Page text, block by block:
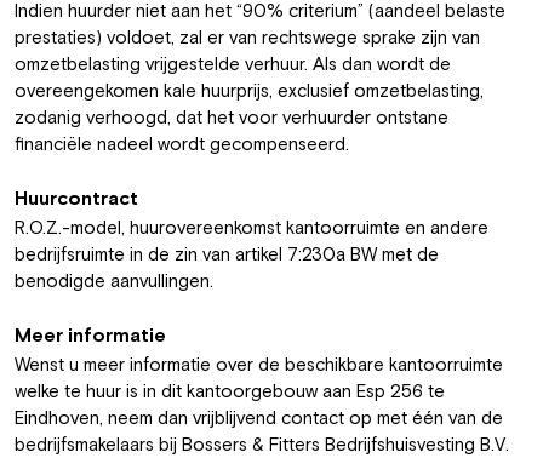
Indien huurder niet aan het “90% criterium” (aandeel belaste
prestaties) voldoet, zal er van rechtswege sprake zijn van
omzetbelasting vrijgestelde verhuur. Als dan wordt de
overeengekomen kale huurprijs, exclusief omzetbelasting,
zodanig verhoogd, dat het voor verhuurder ontstane
financiële nadeel wordt gecompenseerd.
Huurcontract
R.O.Z.-model, huurovereenkomst kantoorruimte en andere
bedrijfsruimte in de zin van artikel 7:230a BW met de
benodigde aanvullingen.
Meer informatie
Wenst u meer informatie over de beschikbare kantoorruimte
welke te huur is in dit kantoorgebouw aan Esp 256 te
Eindhoven, neem dan vrijblijvend contact op met één van de
bedrijfsmakelaars bij Bossers & Fitters Bedrijfshuisvesting B.V.